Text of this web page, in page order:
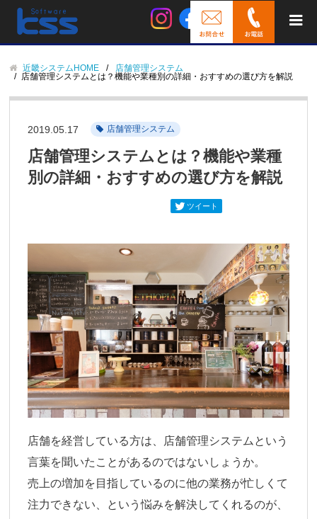
近畿システムHOME
店舗管理システム
店舗管理システムとは？機能や業種別の詳細・おすすめの選び方を解説
2019.05.17 店舗管理システム
ツイート
店舗管理システムとは？機能や業種
別の詳細・おすすめの選び方を解説
店舗を経営している方は、店舗管理システムという
言葉を聞いたことがあるのではないしょうか。
売上の増加を目指しているのに他の業務が忙しくて
注力できない、という悩みを解決してくれるのが、